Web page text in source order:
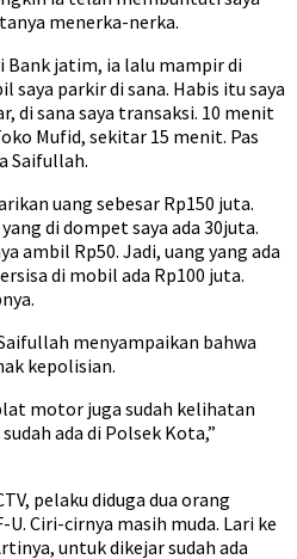
menerka-nerka.
Bank jatim, ia lalu mampir di
saya parkir di sana. Habis itu saya
di sana saya transaksi. 10 menit
Mufid, sekitar 15 menit. Pas
Saifullah.
uang sebesar Rp150 juta.
di dompet saya ada 30juta.
ambil Rp50. Jadi, uang yang ada
di mobil ada Rp100 juta.
menyampaikan bahwa
kepolisian.
motor juga sudah kelihatan
ada di Polsek Kota,”
pelaku diduga dua orang
Ciri-cirnya masih muda. Lari ke
untuk dikejar sudah ada